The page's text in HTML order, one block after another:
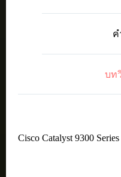
Catalyst
Network
ค
บท
Cisco Catalyst 9300